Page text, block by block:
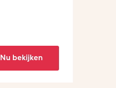
Nu bekijken